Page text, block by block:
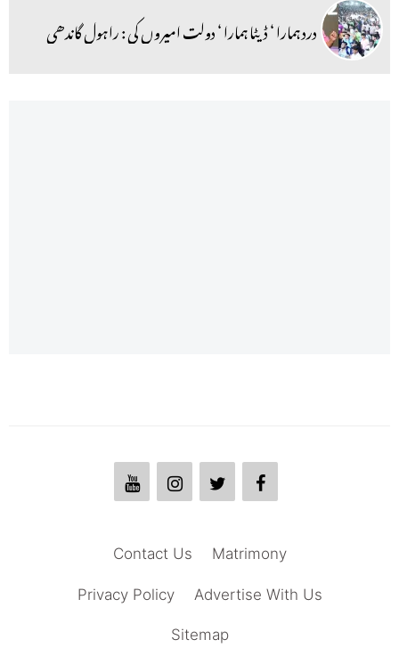
درد ہمارا ‘ ڈیٹا ہمارا ‘ دولت امیروں کی : راہول گاندھی
Matrimony
Contact Us
Advertise With Us
Privacy Policy
Sitemap